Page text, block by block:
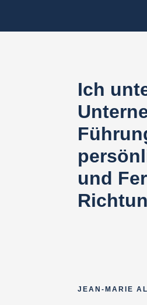
Ich
und
JEAN-MARIE